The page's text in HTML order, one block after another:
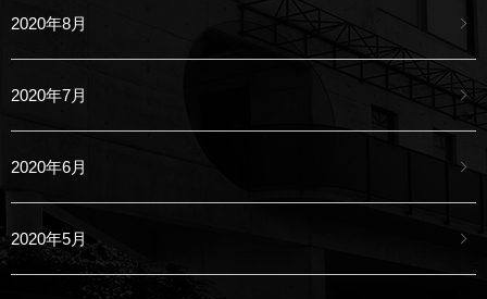
2020年8月
2020年7月
2020年6月
2020年5月